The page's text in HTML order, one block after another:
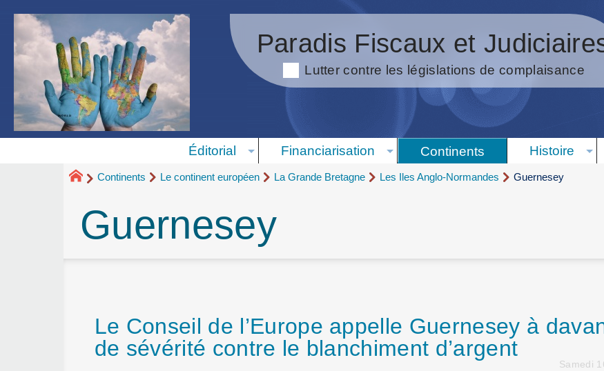
Paradis Fiscaux et
Lutter contre les législations de complaisance
Éditorial Financiarisation Continents Histoire
Continents Le continent européen La Grande Bretagne Les Iles Anglo-Normandes Guernesey
Guernesey
Le Conseil de l’Europe appelle Guernesey à
de sévérité contre le blanchiment d’argent
Samedi